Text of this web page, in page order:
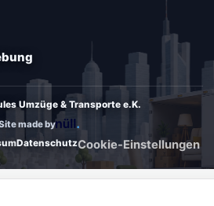
Umzüge & Transporte e.K.
made by
DatenschutzCookie-Einstellungen